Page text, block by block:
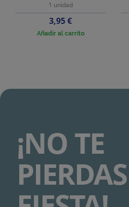
1 unidad
Precio
3,95 €
Añadir al carrito
¡NO TE